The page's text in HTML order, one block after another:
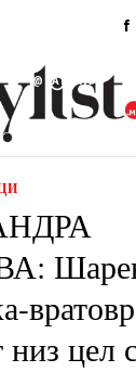
УБАВИНА
@РАБОТА
низ цел